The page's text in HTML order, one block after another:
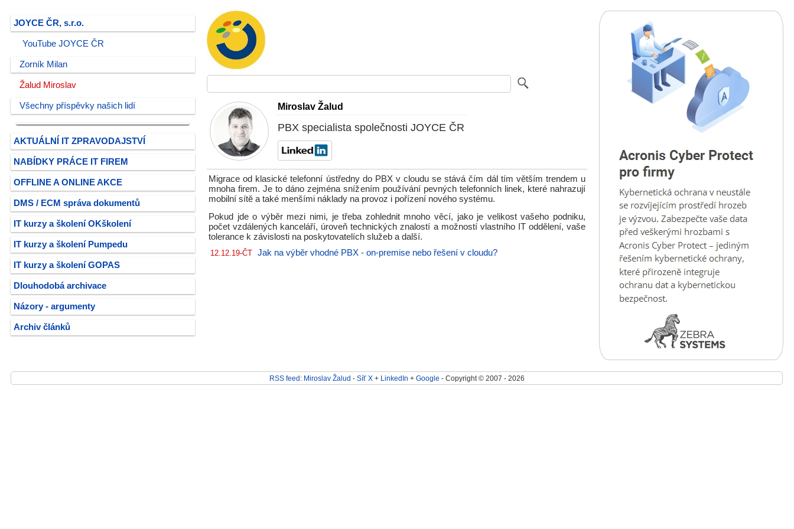
JOYCE ČR, s.r.o.
YouTube JOYCE ČR
Zorník Milan
Žalud Miroslav
Všechny příspěvky našich lidí
AKTUÁLNÍ IT ZPRAVODAJSTVÍ
NABÍDKY PRÁCE IT FIREM
OFFLINE A ONLINE AKCE
DMS / ECM správa dokumentů
IT kurzy a školení OKškolení
IT kurzy a školení Pumpedu
IT kurzy a školení GOPAS
Dlouhodobá archivace
Názory - argumenty
Archiv článků
Miroslav Žalud
PBX specialista společnosti JOYCE ČR
Migrace od klasické telefonní ústředny do PBX v cloudu se stává čím dál tím větším trendem u
mnoha firem. Je to dáno zejména snížením používání pevných telefonních linek, které nahrazují
mobilní sítě a také menšími náklady na provoz i pořízení nového systému.
Pokud jde o výběr mezi nimi, je třeba zohlednit mnoho věcí, jako je velikost vašeho podniku,
počet vzdálených kanceláří, úroveň technických znalostí a možností vlastního IT oddělení, vaše
tolerance k závislosti na poskytovatelích služeb a další.
12.12.19-ČT Jak na výběr vhodné PBX - on-premise nebo řešení v cloudu?
RSS feed: Miroslav Žalud - Síť X+ LinkedIn + Google - Copyright © 2007 - 2026